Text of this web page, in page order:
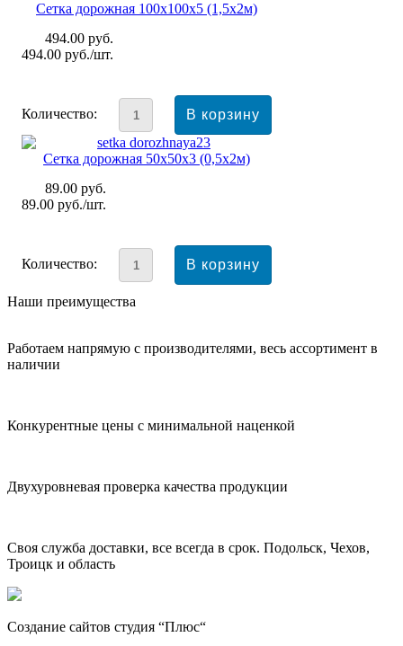
Сетка дорожная 100x100x5 (1,5х2м)
494.00 руб.
494.00 руб./шт.
Количество:
Сетка дорожная 50x50x3 (0,5х2м)
89.00 руб.
89.00 руб./шт.
Количество:
Наши преимущества
Работаем напрямую с производителями, весь ассортимент в
наличии
Конкурентные цены с минимальной наценкой
Двухуровневая проверка качества продукции
Своя служба доставки, все всегда в срок. Подольск, Чехов,
Троицк и область
Создание сайтов студия “Плюс“